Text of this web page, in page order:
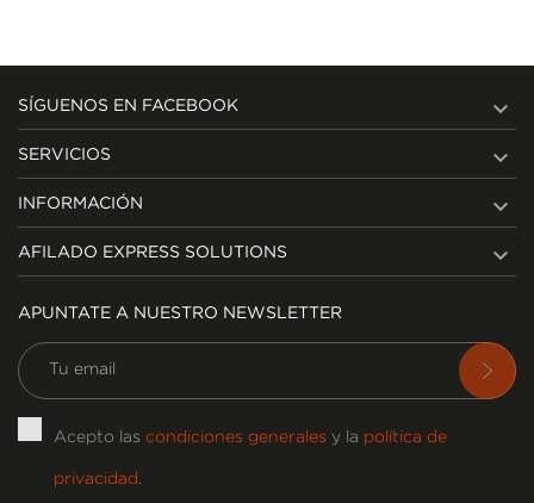
SÍGUENOS EN FACEBOOK 
SERVICIOS 
INFORMACIÓN 
AFILADO EXPRESS SOLUTIONS 
APUNTATE A NUESTRO NEWSLETTER
Acepto las condiciones generales y la política de
privacidad